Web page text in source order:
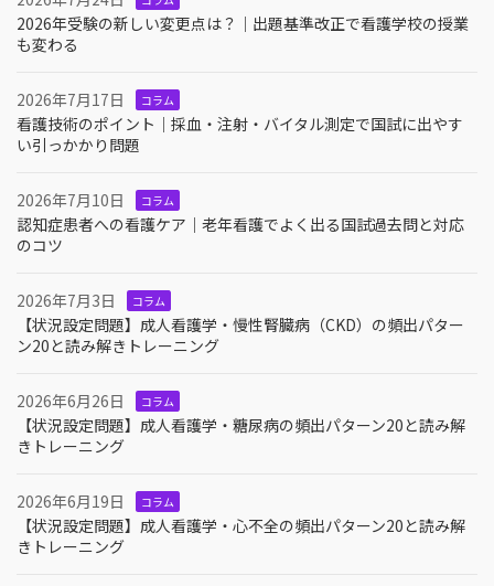
2026年受験の新しい変更点は？｜出題基準改正で看護学校の授業
も変わる
2026年7月17日 コラム
看護技術のポイント｜採血・注射・バイタル測定で国試に出やす
い引っかかり問題
2026年7月10日 コラム
認知症患者への看護ケア｜老年看護でよく出る国試過去問と対応
のコツ
2026年7月3日 コラム
【状況設定問題】成人看護学・慢性腎臓病（CKD）の頻出パター
ン20と読み解きトレーニング
2026年6月26日 コラム
【状況設定問題】成人看護学・糖尿病の頻出パターン20と読み解
きトレーニング
2026年6月19日 コラム
【状況設定問題】成人看護学・心不全の頻出パターン20と読み解
きトレーニング